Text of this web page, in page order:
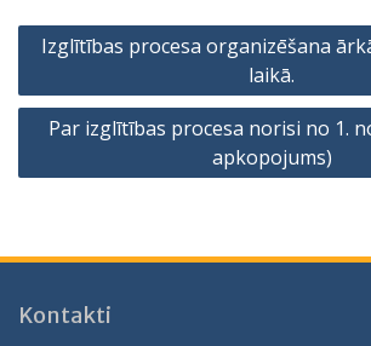
Ziņu
izvēlne
Izglītības procesa organizēšana
laikā.
Par izglītības procesa norisi no 1.
apkopojums)
Kontakti